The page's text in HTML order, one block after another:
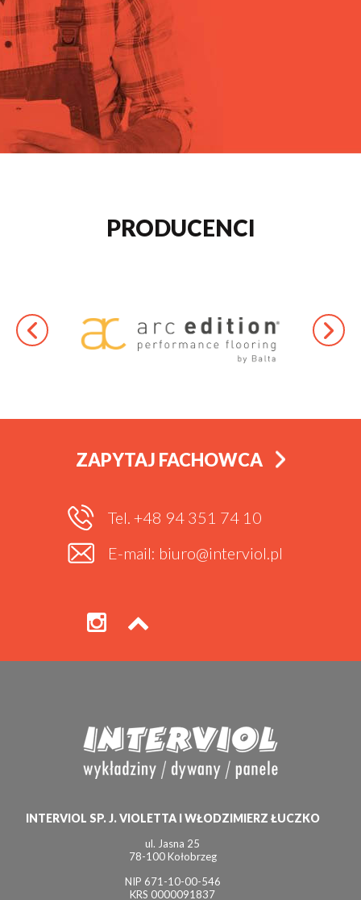
PRODUCENCI
ZAPYTAJ FACHOWCA
Tel. +48 94 351 74 10
E-mail: biuro@interviol.pl
INTERVIOL SP. J. VIOLETTA I WŁODZIMIERZ ŁUCZKO
ul. Jasna 25
78-100 Kołobrzeg
NIP 671-10-00-546
KRS 0000091837